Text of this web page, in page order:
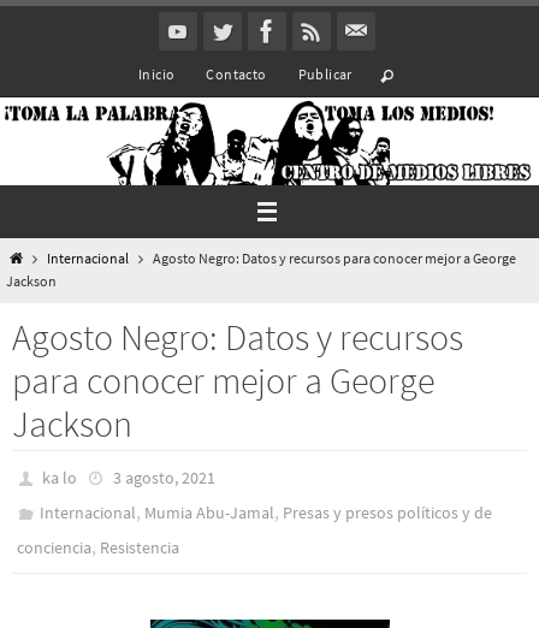
Inicio Contacto Publicar
InicioInternacional
Agosto Negro: Datos y recursos para conocer mejor a George
Jackson
Agosto Negro: Datos y recursos
para conocer mejor a George
Jackson
ka lo
3 agosto, 2021
Internacional, Mumia Abu-Jamal, Presas y presos polí­ticos y de
conciencia, Resistencia